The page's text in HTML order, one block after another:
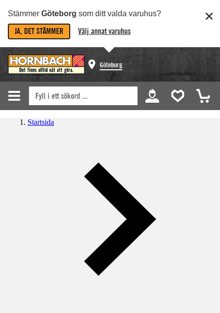
Stämmer Göteborg som ditt valda varuhus?
JA, DET STÄMMER Välj annat varuhus
Göteborg
Startsida